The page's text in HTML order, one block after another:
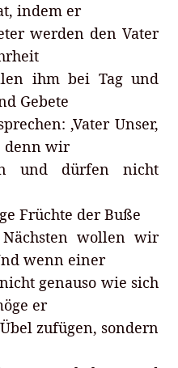
indem er
werden den Vater
ihm bei Tag und
Gebete
,Vater Unser,
denn wir
und dürfen nicht
Früchte der Buße
wollen wir
wenn einer
genauso wie sich
er
zufügen, sondern